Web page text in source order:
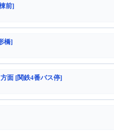
前]
橋]
面 [関鉄4番バス停]